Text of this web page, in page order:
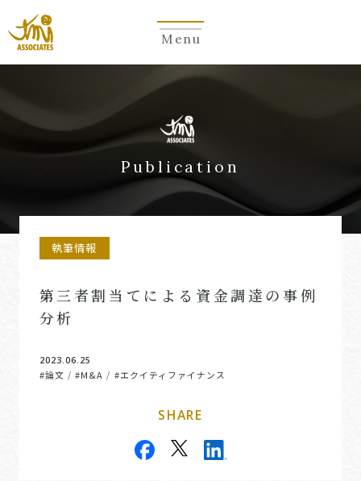
Menu
Publication
執筆情報
第三者割当てによる資金調達の事例
分析
2023.06.25
#論文 / #M&A / #エクイティファイナンス
SHARE